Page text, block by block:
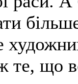
те, що